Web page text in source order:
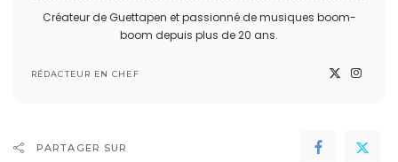
Créateur de Guettapen et passionné de musiques boom-
boom depuis plus de 20 ans.
RÉDACTEUR EN CHEF
PARTAGER SUR